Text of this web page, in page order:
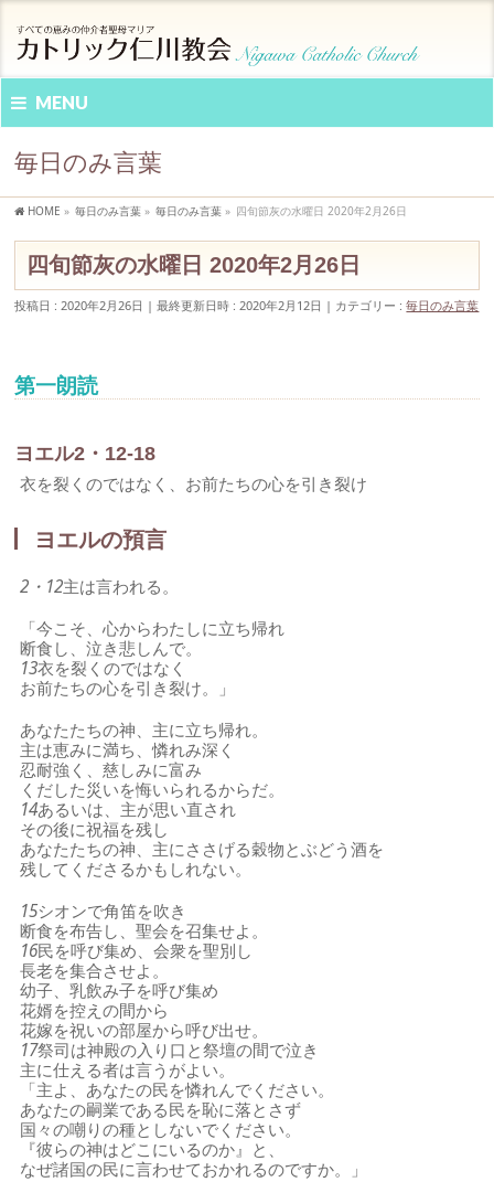
MENU
毎日のみ言葉
HOME » 毎日のみ言葉 » 毎日のみ言葉 » 四旬節灰の水曜日 2020年2月26日
四旬節灰の水曜日 2020年2月26日
投稿日 : 2020年2月26日 最終更新日時 : 2020年2月12日 カテゴリー :毎日のみ言葉
第一朗読
ヨエル2・12-18
衣を裂くのではなく、お前たちの心を引き裂け
ヨエルの預言
2・12主は言われる。
「今こそ、心からわたしに立ち帰れ
断食し、泣き悲しんで。
13衣を裂くのではなく
お前たちの心を引き裂け。」
あなたたちの神、主に立ち帰れ。
主は恵みに満ち、憐れみ深く
忍耐強く、慈しみに富み
くだした災いを悔いられるからだ。
14あるいは、主が思い直され
その後に祝福を残し
あなたたちの神、主にささげる穀物とぶどう酒を
残してくださるかもしれない。
15シオンで角笛を吹き
断食を布告し、聖会を召集せよ。
16民を呼び集め、会衆を聖別し
長老を集合させよ。
幼子、乳飲み子を呼び集め
花婿を控えの間から
花嫁を祝いの部屋から呼び出せ。
17祭司は神殿の入り口と祭壇の間で泣き
主に仕える者は言うがよい。
「主よ、あなたの民を憐れんでください。
あなたの嗣業である民を恥に落とさず
国々の嘲りの種としないでください。
『彼らの神はどこにいるのか』と、
なぜ諸国の民に言わせておかれるのですか。」